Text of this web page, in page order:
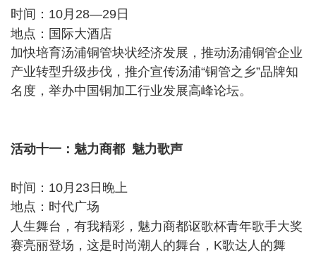
时间：10月28—29日
地点：国际大酒店
加快培育汤浦铜管块状经济发展，推动汤浦铜管企业
产业转型升级步伐，推介宣传汤浦“铜管之乡”品牌知
名度，举办中国铜加工行业发展高峰论坛。
活动十一：魅力商都 魅力歌声
时间：10月23日晚上
地点：时代广场
人生舞台，有我精彩，魅力商都讴歌杯青年歌手大奖
赛亮丽登场，这是时尚潮人的舞台，K歌达人的舞